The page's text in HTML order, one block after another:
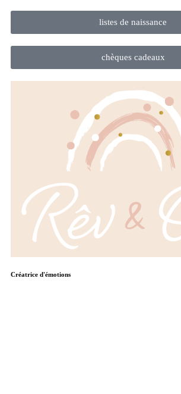
listes de naissance
chèques cadeaux
Créatrice d'émotions